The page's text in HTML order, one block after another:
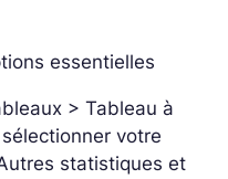
essentielles
> Tableau à
votre
statistiques et